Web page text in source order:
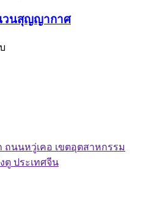
วนสุญญากาศ
ถนนหวู่เคอ เขตอุตสาหกรรม
ตู ประเทศจีน